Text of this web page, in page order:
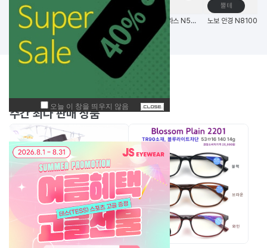
고글
비츠로만 14G초경량 편광 변색 스포츠고글 (한국생산) 노보 선글라스 N5006 58사이즈 메탈 사각 선글라스
뿔테
주간 최다 판매 상품
가방/케이스 기능성안경